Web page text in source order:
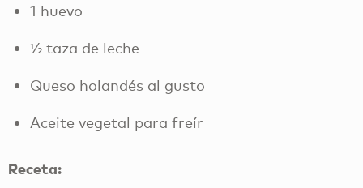
1 huevo
½ taza de leche
Queso holandés al gusto
Aceite vegetal para freír
Receta: